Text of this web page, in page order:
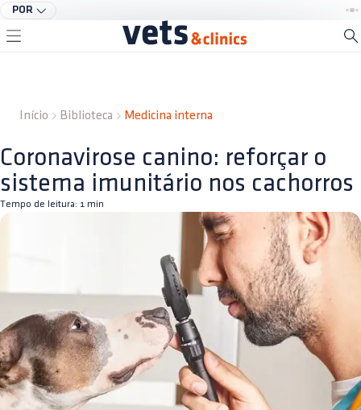
POR
Início Biblioteca Medicina interna
Coronavirose canino: reforçar o
sistema imunitário nos cachorros
Tempo de leitura: 1 min